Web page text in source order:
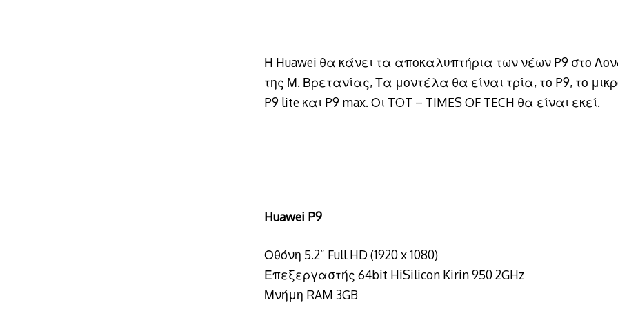
Η Huawei θα κάνει τα αποκαλυπτήρια των νέων P9 στο
της Μ. Βρετανίας, Τα μοντέλα θα είναι τρία, το P9, το
P9 lite και P9 max. Οι TOT – TIMES OF TECH θα είναι εκεί.
Huawei P9
Οθόνη 5.2” Full HD (1920 x 1080)
Επεξεργαστής 64bit HiSilicon Kirin 950 2GHz
Μνήμη RAM 3GB